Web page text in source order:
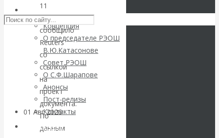
РЭОШ
Концепция
О председателе РЭОШ
В.Ю.Катасонове
Совет РЭОШ
О С.Ф.Шарапове
Анонсы
Пост-релизы
Контакты
Библиотека
раз на тему
блокировки
банковских
счетов
01 Авг 2026Геополитика
11
декабря,
сообщило
Reuters
со
ссылкой
на
проект
документа.
По
данным